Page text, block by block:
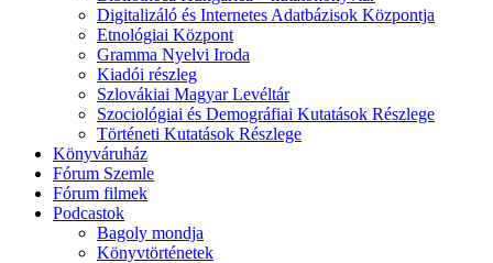
Digitalizáló és Internetes Adatbázisok Központja
Etnológiai Központ
Gramma Nyelvi Iroda
Kiadói részleg
Szlovákiai Magyar Levéltár
Szociológiai és Demográfiai Kutatások Részlege
Történeti Kutatások Részlege
Könyváruház
Fórum Szemle
Fórum filmek
Podcastok
Bagoly mondja
Könyvtörténetek